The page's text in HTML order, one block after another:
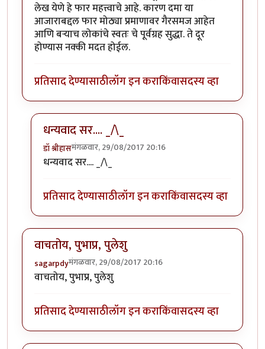
लेख येणे हे फार महत्त्वाचे आहे. कारण दमा या
आजाराबद्दल फार मोठ्या प्रमाणावर गैरसमज आहेत
आणि बऱ्याच लोकांचे स्वतः चे पूर्वग्रह सुद्धा. ते दूर
होण्यास नक्की मदत होईल.
प्रतिसाद देण्यासाठीलॉग इन कराकिंवासदस्य व्हा
धन्यवाद सर.... _/\_
डॉ श्रीहासमंगळवार, 29/08/2017 20:16
In reply toउत्तम लेख मालिका..
धन्यवाद सर.... _/\_
प्रतिसाद देण्यासाठीलॉग इन कराकिंवासदस्य व्हा
वाचतोय, पुभाप्र, पुलेशु
sagarpdyमंगळवार, 29/08/2017 20:16
वाचतोय, पुभाप्र, पुलेशु
प्रतिसाद देण्यासाठीलॉग इन कराकिंवासदस्य व्हा